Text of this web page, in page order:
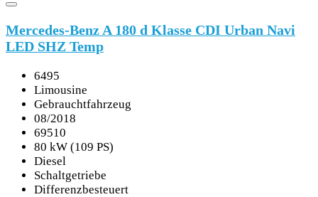
Mercedes-Benz A 180 d Klasse CDI Urban Navi
LED SHZ Temp
6495
Limousine
Gebrauchtfahrzeug
08/2018
69510
80 kW (109 PS)
Diesel
Schaltgetriebe
Differenzbesteuert